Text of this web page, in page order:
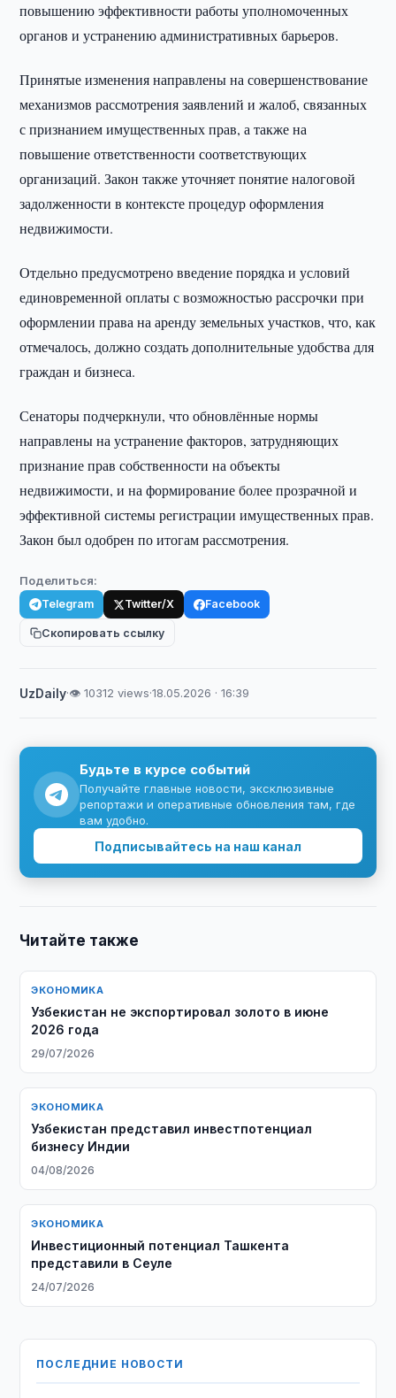
повышению эффективности работы уполномоченных
органов и устранению административных барьеров.
Принятые изменения направлены на совершенствование
механизмов рассмотрения заявлений и жалоб, связанных
с признанием имущественных прав, а также на
повышение ответственности соответствующих
организаций. Закон также уточняет понятие налоговой
задолженности в контексте процедур оформления
недвижимости.
Отдельно предусмотрено введение порядка и условий
единовременной оплаты с возможностью рассрочки при
оформлении права на аренду земельных участков, что, как
отмечалось, должно создать дополнительные удобства для
граждан и бизнеса.
Сенаторы подчеркнули, что обновлённые нормы
направлены на устранение факторов, затрудняющих
признание прав собственности на объекты
недвижимости, и на формирование более прозрачной и
эффективной системы регистрации имущественных прав.
Закон был одобрен по итогам рассмотрения.
Поделиться:
Telegram Twitter/X Facebook
Скопировать ссылку
UzDaily·👁 10312 views·18.05.2026 · 16:39
Будьте в курсе событий
Получайте главные новости, эксклюзивные
репортажи и оперативные обновления там, где
вам удобно.
Подписывайтесь на наш канал
Читайте также
ЭКОНОМИКА
Узбекистан не экспортировал золото в июне
2026 года
29/07/2026
ЭКОНОМИКА
Узбекистан представил инвестпотенциал
бизнесу Индии
04/08/2026
ЭКОНОМИКА
Инвестиционный потенциал Ташкента
представили в Сеуле
24/07/2026
ПОСЛЕДНИЕ НОВОСТИ